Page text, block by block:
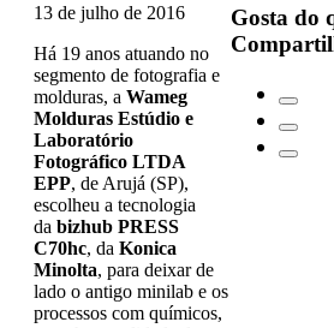
13 de julho de 2016
Há 19 anos atuando no
segmento de fotografia e
molduras, a Wameg
Molduras Estúdio e
Laboratório
Fotográfico LTDA
EPP, de Arujá (SP),
escolheu a tecnologia
da bizhub PRESS
C70hc, da Konica
Minolta, para deixar de
lado o antigo minilab e os
processos com químicos,
Gosta do